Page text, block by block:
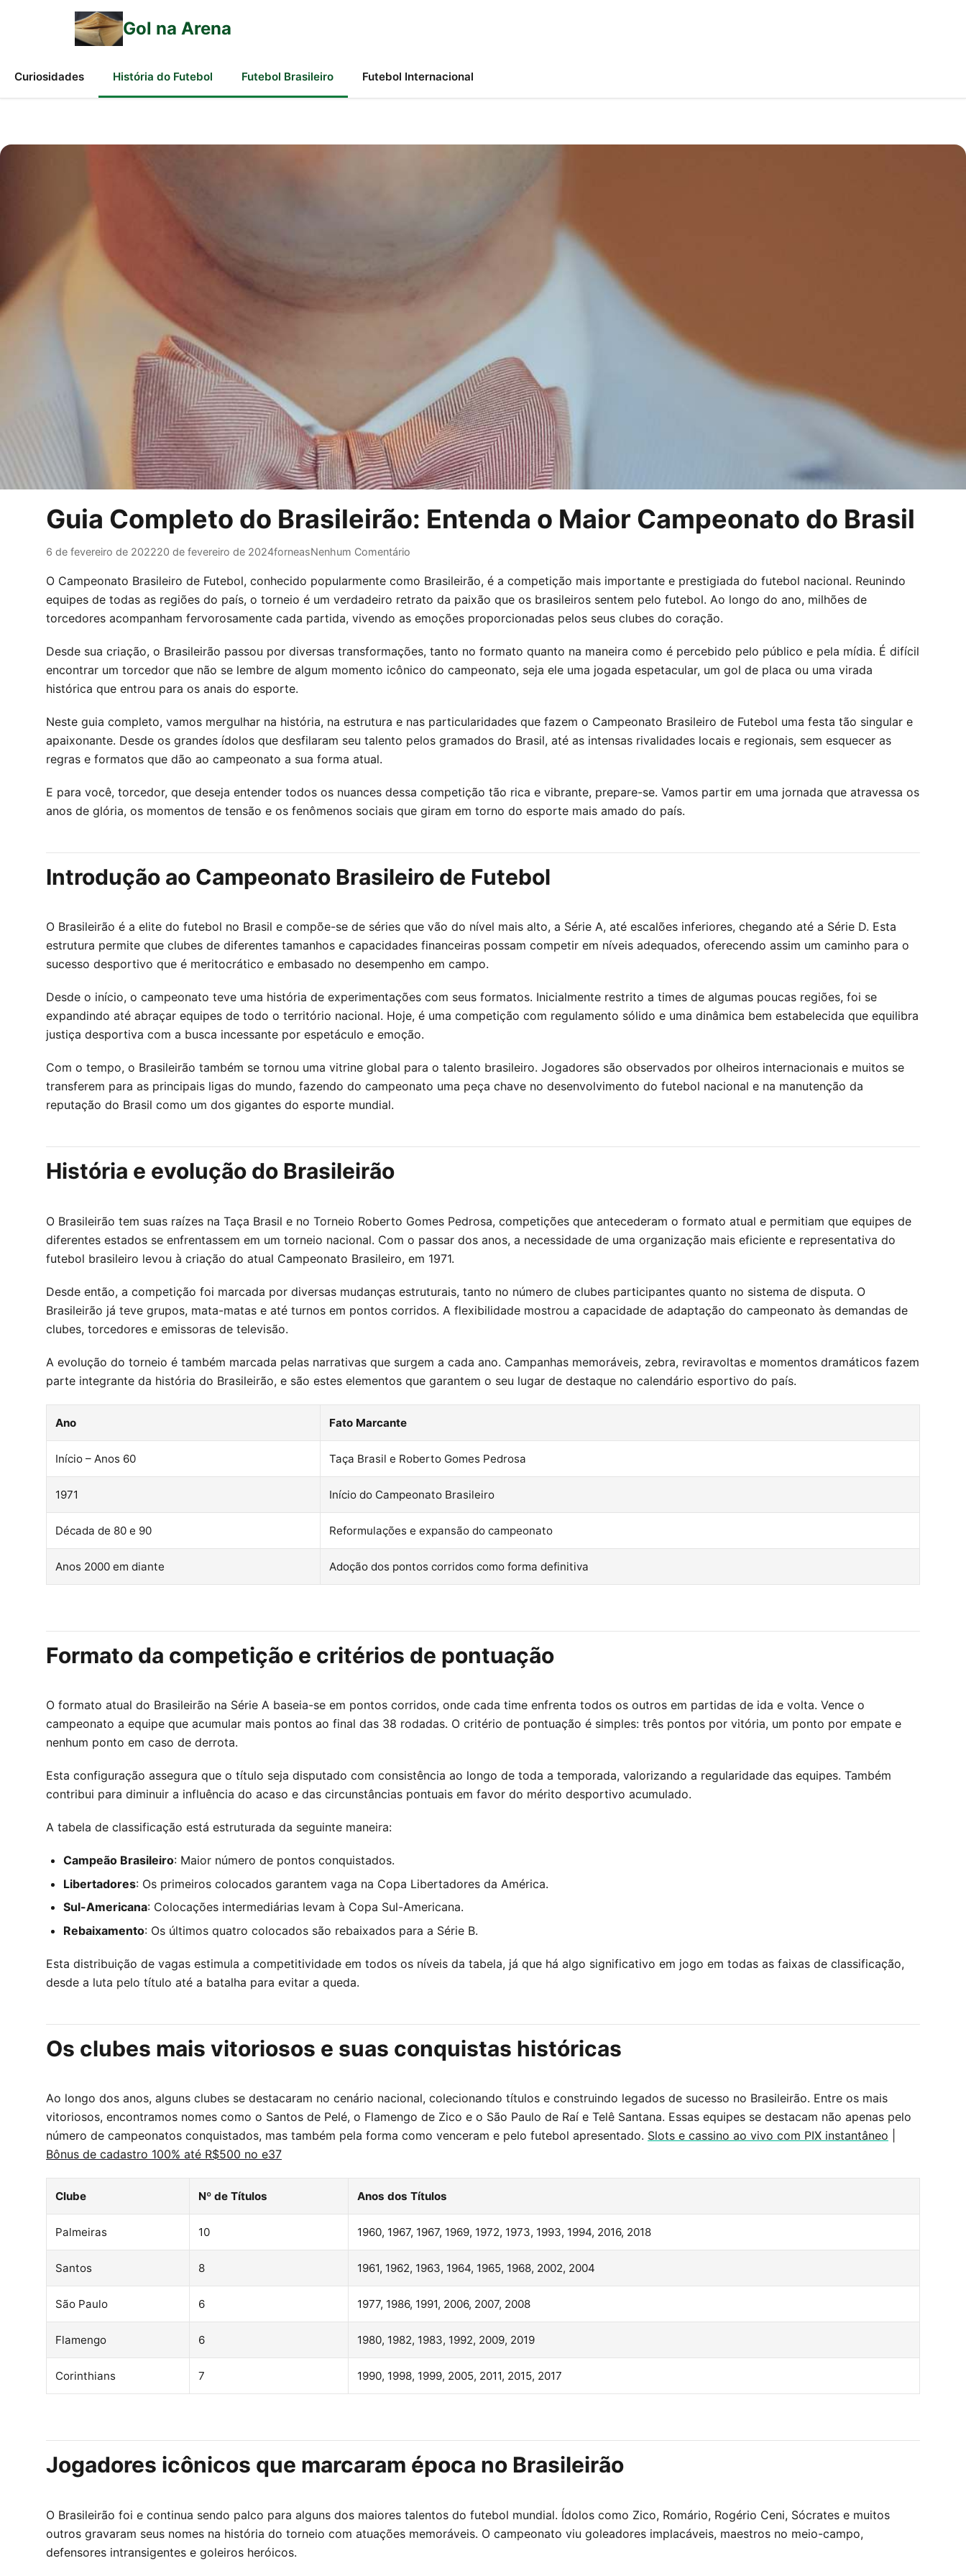
Gol na Arena
Curiosidades História do Futebol Futebol Brasileiro Futebol Internacional
Guia Completo do Brasileirão: Entenda o Maior Campeonato do Brasil
6 de fevereiro de 202220 de fevereiro de 2024forneasNenhum Comentário
O Campeonato Brasileiro de Futebol, conhecido popularmente como Brasileirão, é a competição mais importante e prestigiada do futebol nacional. Reunindo
equipes de todas as regiões do país, o torneio é um verdadeiro retrato da paixão que os brasileiros sentem pelo futebol. Ao longo do ano, milhões de
torcedores acompanham fervorosamente cada partida, vivendo as emoções proporcionadas pelos seus clubes do coração.
Desde sua criação, o Brasileirão passou por diversas transformações, tanto no formato quanto na maneira como é percebido pelo público e pela mídia. É difícil
encontrar um torcedor que não se lembre de algum momento icônico do campeonato, seja ele uma jogada espetacular, um gol de placa ou uma virada
histórica que entrou para os anais do esporte.
Neste guia completo, vamos mergulhar na história, na estrutura e nas particularidades que fazem o Campeonato Brasileiro de Futebol uma festa tão singular e
apaixonante. Desde os grandes ídolos que desfilaram seu talento pelos gramados do Brasil, até as intensas rivalidades locais e regionais, sem esquecer as
regras e formatos que dão ao campeonato a sua forma atual.
E para você, torcedor, que deseja entender todos os nuances dessa competição tão rica e vibrante, prepare-se. Vamos partir em uma jornada que atravessa os
anos de glória, os momentos de tensão e os fenômenos sociais que giram em torno do esporte mais amado do país.
Introdução ao Campeonato Brasileiro de Futebol
O Brasileirão é a elite do futebol no Brasil e compõe-se de séries que vão do nível mais alto, a Série A, até escalões inferiores, chegando até a Série D. Esta
estrutura permite que clubes de diferentes tamanhos e capacidades financeiras possam competir em níveis adequados, oferecendo assim um caminho para o
sucesso desportivo que é meritocrático e embasado no desempenho em campo.
Desde o início, o campeonato teve uma história de experimentações com seus formatos. Inicialmente restrito a times de algumas poucas regiões, foi se
expandindo até abraçar equipes de todo o território nacional. Hoje, é uma competição com regulamento sólido e uma dinâmica bem estabelecida que equilibra
justiça desportiva com a busca incessante por espetáculo e emoção.
Com o tempo, o Brasileirão também se tornou uma vitrine global para o talento brasileiro. Jogadores são observados por olheiros internacionais e muitos se
transferem para as principais ligas do mundo, fazendo do campeonato uma peça chave no desenvolvimento do futebol nacional e na manutenção da
reputação do Brasil como um dos gigantes do esporte mundial.
História e evolução do Brasileirão
O Brasileirão tem suas raízes na Taça Brasil e no Torneio Roberto Gomes Pedrosa, competições que antecederam o formato atual e permitiam que equipes de
diferentes estados se enfrentassem em um torneio nacional. Com o passar dos anos, a necessidade de uma organização mais eficiente e representativa do
futebol brasileiro levou à criação do atual Campeonato Brasileiro, em 1971.
Desde então, a competição foi marcada por diversas mudanças estruturais, tanto no número de clubes participantes quanto no sistema de disputa. O
Brasileirão já teve grupos, mata-matas e até turnos em pontos corridos. A flexibilidade mostrou a capacidade de adaptação do campeonato às demandas de
clubes, torcedores e emissoras de televisão.
A evolução do torneio é também marcada pelas narrativas que surgem a cada ano. Campanhas memoráveis, zebra, reviravoltas e momentos dramáticos fazem
parte integrante da história do Brasileirão, e são estes elementos que garantem o seu lugar de destaque no calendário esportivo do país.
Ano Fato Marcante
Início – Anos 60 Taça Brasil e Roberto Gomes Pedrosa
1971 Início do Campeonato Brasileiro
Década de 80 e 90 Reformulações e expansão do campeonato
Anos 2000 em diante Adoção dos pontos corridos como forma definitiva
Formato da competição e critérios de pontuação
O formato atual do Brasileirão na Série A baseia-se em pontos corridos, onde cada time enfrenta todos os outros em partidas de ida e volta. Vence o
campeonato a equipe que acumular mais pontos ao final das 38 rodadas. O critério de pontuação é simples: três pontos por vitória, um ponto por empate e
nenhum ponto em caso de derrota.
Esta configuração assegura que o título seja disputado com consistência ao longo de toda a temporada, valorizando a regularidade das equipes. Também
contribui para diminuir a influência do acaso e das circunstâncias pontuais em favor do mérito desportivo acumulado.
A tabela de classificação está estruturada da seguinte maneira:
Campeão Brasileiro: Maior número de pontos conquistados.
Libertadores: Os primeiros colocados garantem vaga na Copa Libertadores da América.
Sul-Americana: Colocações intermediárias levam à Copa Sul-Americana.
Rebaixamento: Os últimos quatro colocados são rebaixados para a Série B.
Esta distribuição de vagas estimula a competitividade em todos os níveis da tabela, já que há algo significativo em jogo em todas as faixas de classificação,
desde a luta pelo título até a batalha para evitar a queda.
Os clubes mais vitoriosos e suas conquistas históricas
Ao longo dos anos, alguns clubes se destacaram no cenário nacional, colecionando títulos e construindo legados de sucesso no Brasileirão. Entre os mais
vitoriosos, encontramos nomes como o Santos de Pelé, o Flamengo de Zico e o São Paulo de Raí e Telê Santana. Essas equipes se destacam não apenas pelo
número de campeonatos conquistados, mas também pela forma como venceram e pelo futebol apresentado. Slots e cassino ao vivo com PIX instantâneo
Bônus de cadastro 100% até R$500 no e37
Clube Nº de Títulos Anos dos Títulos
Palmeiras 10 1960, 1967, 1967, 1969, 1972, 1973, 1993, 1994, 2016, 2018
Santos 8 1961, 1962, 1963, 1964, 1965, 1968, 2002, 2004
São Paulo 6 1977, 1986, 1991, 2006, 2007, 2008
Flamengo 6 1980, 1982, 1983, 1992, 2009, 2019
Corinthians 7 1990, 1998, 1999, 2005, 2011, 2015, 2017
Jogadores icônicos que marcaram época no Brasileirão
O Brasileirão foi e continua sendo palco para alguns dos maiores talentos do futebol mundial. Ídolos como Zico, Romário, Rogério Ceni, Sócrates e muitos
outros gravaram seus nomes na história do torneio com atuações memoráveis. O campeonato viu goleadores implacáveis, maestros no meio-campo,
defensores intransigentes e goleiros heróicos.